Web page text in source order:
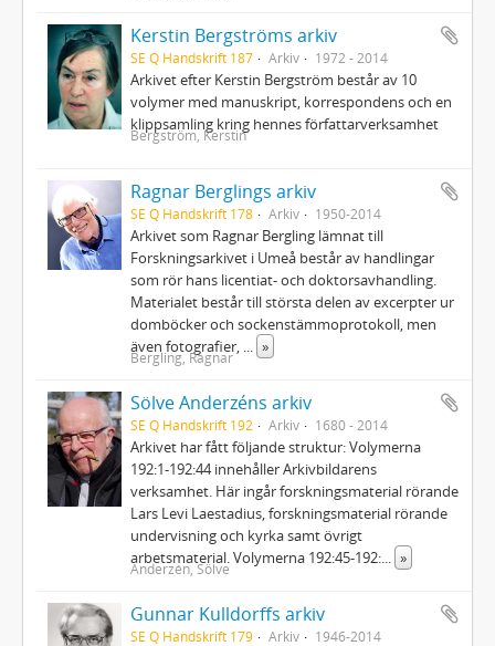
Kerstin Bergströms arkiv
SE Q Handskrift 187 Arkiv 1972 - 2014
Arkivet efter Kerstin Bergström består av 10
volymer med manuskript, korrespondens och en
klippsamling kring hennes författarverksamhet
Bergström, Kerstin
Ragnar Berglings arkiv
SE Q Handskrift 178 Arkiv 1950-2014
Arkivet som Ragnar Bergling lämnat till
Forskningsarkivet i Umeå består av handlingar
som rör hans licentiat- och doktorsavhandling.
Materialet består till största delen av excerpter ur
domböcker och sockenstämmoprotokoll, men
även fotografier,
»
Bergling, Ragnar
Sölve Anderzéns arkiv
SE Q Handskrift 192 Arkiv 1680 - 2014
Arkivet har fått följande struktur: Volymerna
192:1-192:44 innehåller Arkivbildarens
verksamhet. Här ingår forskningsmaterial rörande
Lars Levi Laestadius, forskningsmaterial rörande
undervisning och kyrka samt övrigt
arbetsmaterial. Volymerna 192:45-192:... »
Anderzén, Sölve
Gunnar Kulldorffs arkiv
SE Q Handskrift 179 Arkiv 1946-2014